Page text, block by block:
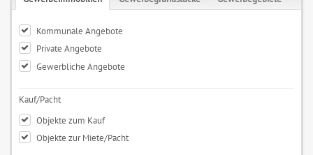
Kommunale Angebote
Private Angebote
Gewerbliche Angebote
Kauf/Pacht
Objekte zum Kauf
Objekte zur Miete/Pacht